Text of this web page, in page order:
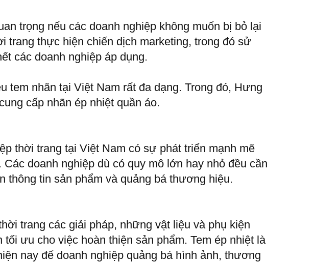
trọng nếu các doanh nghiệp không muốn bị bỏ lại
trang thực hiện chiến dịch marketing, trong đó sử
các doanh nghiệp áp dụng.
nhãn tại Việt Nam rất đa dạng. Trong đó, Hưng
cấp nhãn ép nhiệt quần áo.
thời trang tại Việt Nam có sự phát triển mạnh mẽ
doanh nghiệp dù có quy mô lớn hay nhỏ đều cần
thông tin sản phẩm và quảng bá thương hiệu.
trang các giải pháp, những vật liệu và phụ kiện
ưu cho việc hoàn thiện sản phẩm. Tem ép nhiệt là
nay để doanh nghiệp quảng bá hình ảnh, thương